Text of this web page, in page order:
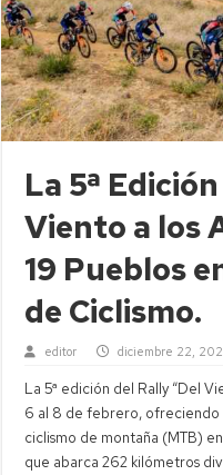
La 5ª
Viento a los
19 Pueblos
de Ciclismo.
editor diciembre 22,
La 5ª edición del Rally “Del
6 al 8 de febrero, ofreciendo
ciclismo de montaña (MTB)
que abarca 262 kilómetros